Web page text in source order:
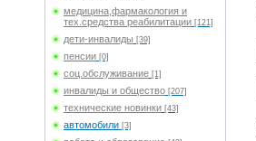
медицина,фармакология и
тех.средства реабилитации [121]
дети-инвалиды [39]
пенсии [0]
соц.обслуживание [1]
инвалиды и общество [207]
технические новинки [43]
автомобили [3]